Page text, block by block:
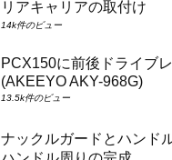
リアキャリアの取付け
14k件のビュー
PCX150に前後ドライブ
(AKEEYO AKY-968G)
13.5k件のビュー
ナックルガードとハンド